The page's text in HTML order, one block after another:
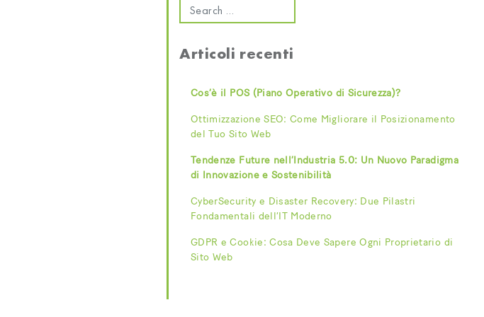
Articoli recenti
Cos’è il POS (Piano Operativo di Sicurezza)?
Ottimizzazione SEO: Come Migliorare il Posizionamento
del Tuo Sito Web
Tendenze Future nell’Industria 5.0: Un Nuovo Paradigma
di Innovazione e Sostenibilità
CyberSecurity e Disaster Recovery: Due Pilastri
Fondamentali dell’IT Moderno
GDPR e Cookie: Cosa Deve Sapere Ogni Proprietario di
Sito Web